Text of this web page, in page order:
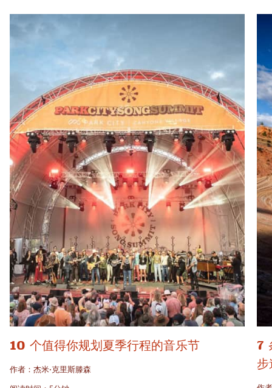
10 个值得你规划夏季行程的音乐节
作者：杰米·克里斯滕森
7